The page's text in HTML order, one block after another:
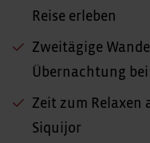
Reise erleben
Zweitägige
Übernachtung
Zeit zum Relaxen
Siquijor